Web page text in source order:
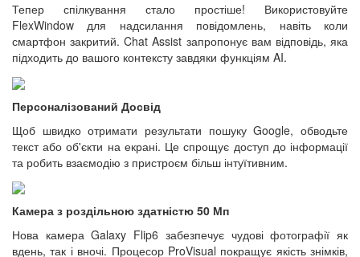
Тепер спілкування стало простіше! Використовуйте
FlexWindow для надсилання повідомлень, навіть коли
смартфон закритий. Chat Assist запропонує вам відповідь, яка
підходить до вашого контексту завдяки функціям AI.
Персоналізований Досвід
Щоб швидко отримати результати пошуку Google, обводьте
текст або об'єкти на екрані. Це спрощує доступ до інформації
та робить взаємодію з пристроєм більш інтуїтивним.
Камера з роздільною здатністю 50 Мп
Нова камера Galaxy Flip6 забезпечує чудові фотографії як
вдень, так і вночі. Процесор ProVisual покращує якість знімків,